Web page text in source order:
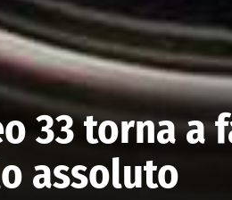
33 torna a
assoluto